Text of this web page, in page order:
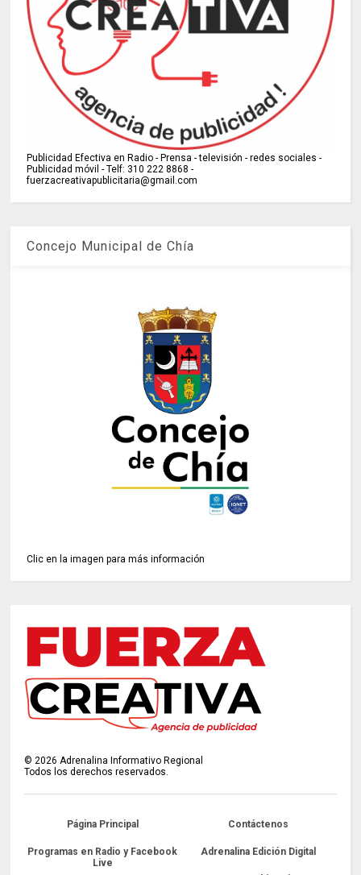
Publicidad Efectiva en Radio - Prensa - televisión - redes sociales -
Publicidad móvil - Telf: 310 222 8868 -
fuerzacreativapublicitaria@gmail.com
Concejo Municipal de Chía
Clic en la imagen para más información
©2026 Adrenalina Informativo Regional
Todos los derechos reservados.
Página Principal Contáctenos
Programas en Radio y Facebook
Live
Adrenalina Edición Digital